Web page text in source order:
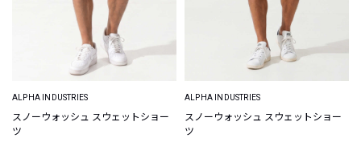
ALPHA INDUSTRIES
スノーウォッシュ スウェットショー
ツ
ALPHA INDUSTRIES
スノーウォッシュ スウェットショー
ツ